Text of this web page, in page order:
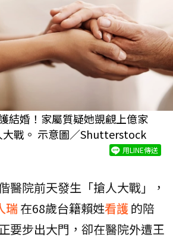
結婚！家屬質疑她覬覦上億家
戰。 示意圖／Shutterstock
用LINE傳送
醫院前天發生「搶人大戰」，
瑞在68歲台籍賴姓看護的陪
要步出大門，卻在醫院外遭王